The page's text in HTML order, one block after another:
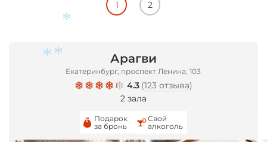
Арагви
Екатеринбург, проспект Ленина, 103
4.3 (123 отзыва)
2 зала
Подарок
за бронь
Свой
алкоголь